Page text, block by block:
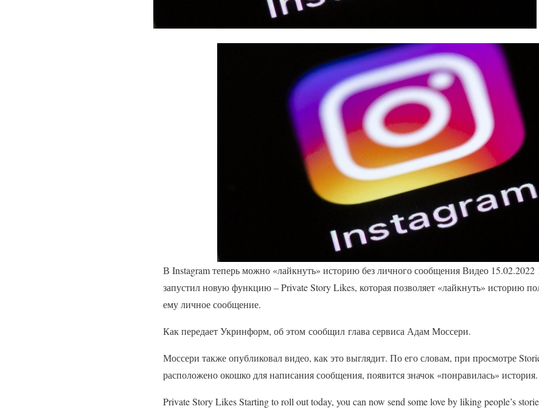
В Instagram теперь можно «лайкнуть» историю без личного сообщения Видео
запустил новую функцию – Private Story Likes, которая позволяет «лайкнуть» историю
ему личное сообщение.
Как передает Укринформ, об этом сообщил глава сервиса Адам Моссери.
Моссери также опубликовал видео, как это выглядит. По его словам, при просмотре
расположено окошко для написания сообщения, появится значок «понравилась» история.
Private Story Likes Starting to roll out today, you can now send some love by liking people’s